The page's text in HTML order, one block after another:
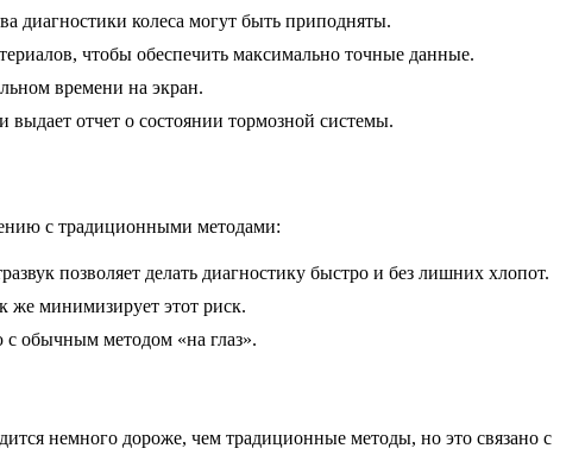
диагностики колеса могут быть приподняты.
чтобы обеспечить максимально точные данные.
времени на экран.
выдает отчет о состоянии тормозной системы.
с традиционными методами:
позволяет делать диагностику быстро и без лишних хлопот.
же минимизирует этот риск.
с обычным методом «на глаз».
немного дороже, чем традиционные методы, но это связано с